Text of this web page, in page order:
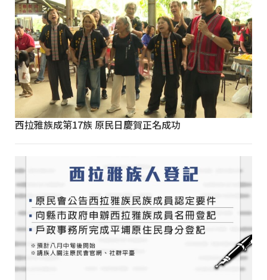
西拉雅族成第17族 原民日慶賀正名成功